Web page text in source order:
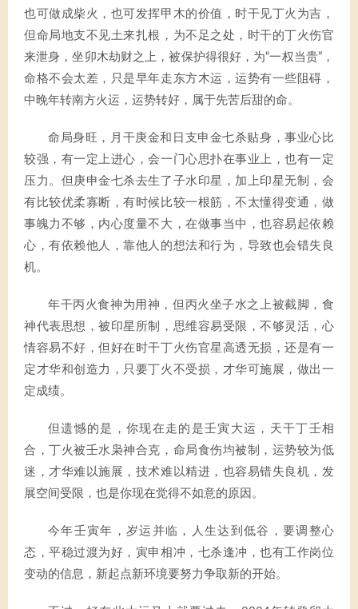
也可做成柴火，也可发挥甲木的价值，时干见丁火为吉，
但命局地支不见土来扎根，为不足之处，时干的丁火伤官
来泄身，坐卯木劫财之上，被保护得很好，为“一权当贵”，
命格不会太差，只是早年走东方木运，运势有一些阻碍，
中晚年转南方火运，运势转好，属于先苦后甜的命。
命局身旺，月干庚金和日支申金七杀贴身，事业心比
较强，有一定上进心，会一门心思扑在事业上，也有一定
压力。但庚申金七杀去生了子水印星，加上印星无制，会
有比较优柔寡断，有时候比较一根筋，不太懂得变通，做
事魄力不够，内心度量不大，在做事当中，也容易起依赖
心，有依赖他人，靠他人的想法和行为，导致也会错失良
机。
年干丙火食神为用神，但丙火坐子水之上被截脚，食
神代表思想，被印星所制，思维容易受限，不够灵活，心
情容易不好，但好在时干丁火伤官星高透无损，还是有一
定才华和创造力，只要丁火不受损，才华可施展，做出一
定成绩。
但遗憾的是，你现在走的是壬寅大运，天干丁壬相
合，丁火被壬水枭神合克，命局食伤均被制，运势较为低
迷，才华难以施展，技术难以精进，也容易错失良机，发
展空间受限，也是你现在觉得不如意的原因。
今年壬寅年，岁运并临，人生达到低谷，要调整心
态，平稳过渡为好，寅申相冲，七杀逢冲，也有工作岗位
变动的信息，新起点新环境要努力争取新的开始。